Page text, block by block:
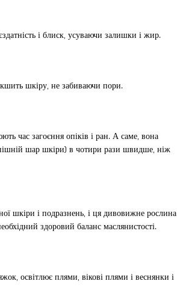
і блиск, усуваючи залишки і жир.
шкіру, не забиваючи пори.
час загоєння опіків і ран. А саме, вона
шар шкіри) в чотири рази швидше, ніж
шкіри і подразнень, і ця дивовижне рослина
здоровий баланс маслянистості.
освітлює плями, вікові плями і веснянки і